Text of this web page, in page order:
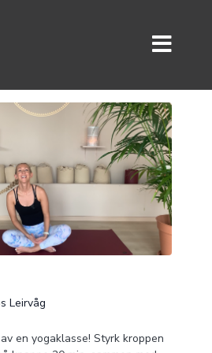
Leirvåg
en yogaklasse! Styrk kroppen